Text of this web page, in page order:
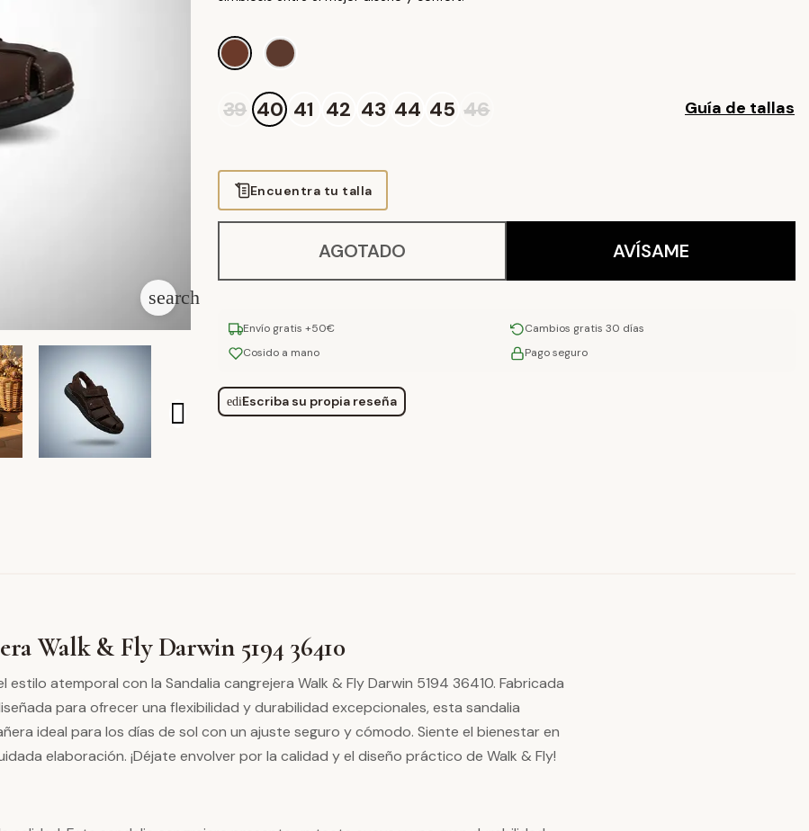
search
MARRÓN OSCURO
T.MORO
39 40 41 42 43 44 45 46 Guía de tallas
Encuentra tu talla
AGOTADO AVÍSAME
Envío gratis +50€
Cambios gratis 30 días
Cosido a mano
Pago seguro
editEscriba su propia reseña
Walk & Fly Darwin 5194 36410
atemporal con la Sandalia cangrejera Walk & Fly Darwin 5194 36410. Fabricada
para ofrecer una flexibilidad y durabilidad excepcionales, esta sandalia
ideal para los días de sol con un ajuste seguro y cómodo. Siente el bienestar en
elaboración. ¡Déjate envolver por la calidad y el diseño práctico de Walk & Fly!